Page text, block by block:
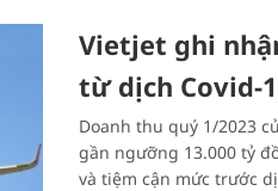
Vietjet ghi
từ dịch Covid-
Doanh thu quý 1/2023
gần ngưỡng 13.000 tỷ
và tiệm cận mức trước